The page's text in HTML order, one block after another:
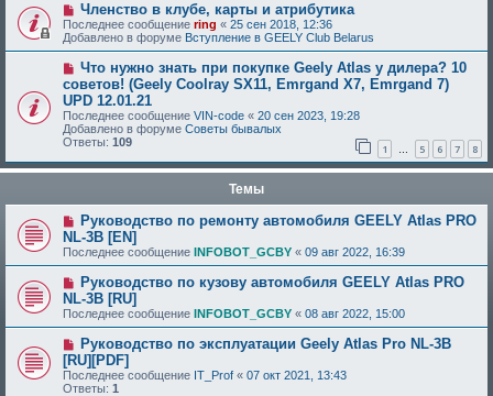
Членство в клубе, карты и атрибутика
Последнее сообщение ring « 25 сен 2018, 12:36
Добавлено в форуме Вступление в GEELY Club Belarus
Что нужно знать при покупке Geely Atlas у дилера? 10
советов! (Geely Coolray SX11, Emrgand X7, Emrgand 7)
UPD 12.01.21
Последнее сообщение VIN-code « 20 сен 2023, 19:28
Добавлено в форуме Советы бывалых
Ответы: 109 1 … 5 6 7 8
Темы
Руководство по ремонту автомобиля GEELY Atlas PRO
NL-3B [EN]
Последнее сообщение INFOBOT_GCBY « 09 авг 2022, 16:39
Руководство по кузову автомобиля GEELY Atlas PRO
NL-3B [RU]
Последнее сообщение INFOBOT_GCBY « 08 авг 2022, 15:00
Руководство по эксплуатации Geely Atlas Pro NL-3B
[RU][PDF]
Последнее сообщение IT_Prof « 07 окт 2021, 13:43
Ответы: 1